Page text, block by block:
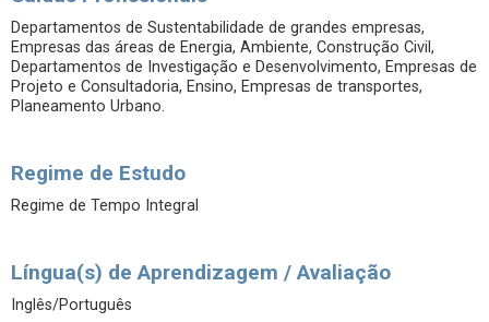
Departamentos de Sustentabilidade de grandes empresas,
Empresas das áreas de Energia, Ambiente, Construção Civil,
Departamentos de Investigação e Desenvolvimento, Empresas de
Projeto e Consultadoria, Ensino, Empresas de transportes,
Planeamento Urbano.
Regime de Estudo
Regime de Tempo Integral
Língua(s) de Aprendizagem / Avaliação
Inglês/Português